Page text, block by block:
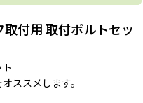
付用 取付ボルトセッ
ススメします。